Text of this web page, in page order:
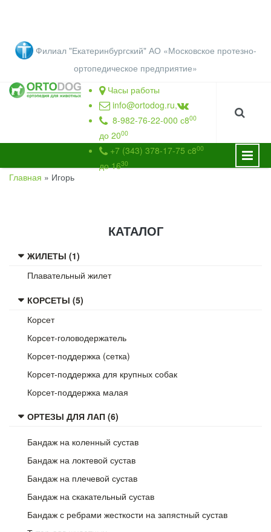
Филиал "Екатеринбургский" АО «Московское протезно-
ортопедическое предприятие»
Часы работы
info@ortodog.ru,
8-982-76-22-000 с800
до 2000
+7 (343) 378-17-75 с800
до 1630
Главная » Игорь
КАТАЛОГ
ЖИЛЕТЫ (1)
Плавательный жилет
КОРСЕТЫ (5)
Корсет
Корсет-головодержатель
Корсет-поддержка (сетка)
Корсет-поддержка для крупных собак
Корсет-поддержка малая
ОРТЕЗЫ ДЛЯ ЛАП (6)
Бандаж на коленный сустав
Бандаж на локтевой сустав
Бандаж на плечевой сустав
Бандаж на скакательный сустав
Бандаж с ребрами жесткости на запястный сустав